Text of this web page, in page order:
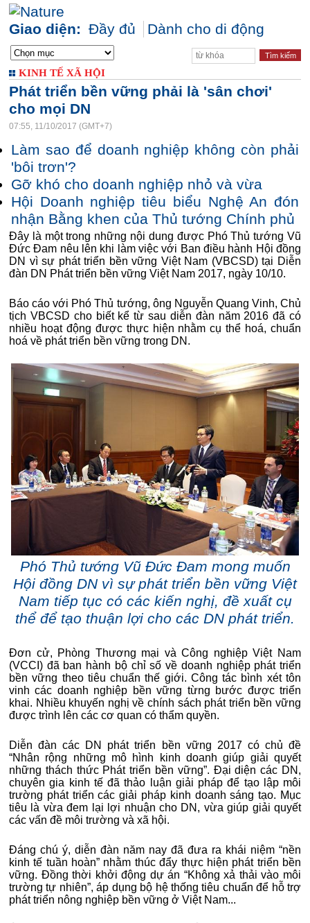
Giao diện: Đầy đủ Dành cho di động
KINH TẾ XÃ HỘI
Phát triển bền vững phải là 'sân chơi'
cho mọi DN
07:55, 11/10/2017 (GMT+7)
Làm sao để doanh nghiệp không còn phải
'bôi trơn'?
Gỡ khó cho doanh nghiệp nhỏ và vừa
Hội Doanh nghiệp tiêu biểu Nghệ An đón
nhận Bằng khen của Thủ tướng Chính phủ
Đây là một trong những nội dung được Phó Thủ tướng Vũ
Đức Đam nêu lên khi làm việc với Ban điều hành Hội đồng
DN vì sự phát triển bền vững Việt Nam (VBCSD) tại Diễn
đàn DN Phát triển bền vững Việt Nam 2017, ngày 10/10.
Báo cáo với Phó Thủ tướng, ông Nguyễn Quang Vinh, Chủ
tịch VBCSD cho biết kể từ sau diễn đàn năm 2016 đã có
nhiều hoạt động được thực hiện nhằm cụ thể hoá, chuẩn
hoá về phát triển bền vững trong DN.
Phó Thủ tướng Vũ Đức Đam mong muốn
Hội đồng DN vì sự phát triển bền vững Việt
Nam tiếp tục có các kiến nghị, đề xuất cụ
thể để tạo thuận lợi cho các DN phát triển.
Đơn cử, Phòng Thương mại và Công nghiệp Việt Nam
(VCCI) đã ban hành bộ chỉ số về doanh nghiệp phát triển
bền vững theo tiêu chuẩn thế giới. Công tác bình xét tôn
vinh các doanh nghiệp bền vững từng bước được triển
khai. Nhiều khuyến nghị về chính sách phát triển bền vững
được trình lên các cơ quan có thẩm quyền.
Diễn đàn các DN phát triển bền vững 2017 có chủ đề
“Nhân rộng những mô hình kinh doanh giúp giải quyết
những thách thức Phát triển bền vững”. Đại diện các DN,
chuyên gia kinh tế đã thảo luận giải pháp để tạo lập môi
trường phát triển các giải pháp kinh doanh sáng tạo. Mục
tiêu là vừa đem lại lợi nhuận cho DN, vừa giúp giải quyết
các vấn đề môi trường và xã hội.
Đáng chú ý, diễn đàn năm nay đã đưa ra khái niệm “nền
kinh tế tuần hoàn” nhằm thúc đẩy thực hiện phát triển bền
vững. Đồng thời khởi động dự án “Không xả thải vào môi
trường tự nhiên”, áp dụng bộ hệ thống tiêu chuẩn để hỗ trợ
phát triển nông nghiệp bền vững ở Việt Nam...